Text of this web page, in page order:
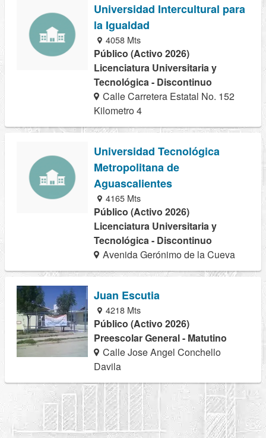
Universidad Intercultural para
la Igualdad
4058 Mts
Público (Activo 2026)
Licenciatura Universitaria y
Tecnológica - Discontinuo
Calle Carretera Estatal No. 152
Kilometro 4
Universidad Tecnológica
Metropolitana de
Aguascalientes
4165 Mts
Público (Activo 2026)
Licenciatura Universitaria y
Tecnológica - Discontinuo
Avenida Gerónimo de la Cueva
Juan Escutia
4218 Mts
Público (Activo 2026)
Preescolar General - Matutino
Calle Jose Angel Conchello
Davila